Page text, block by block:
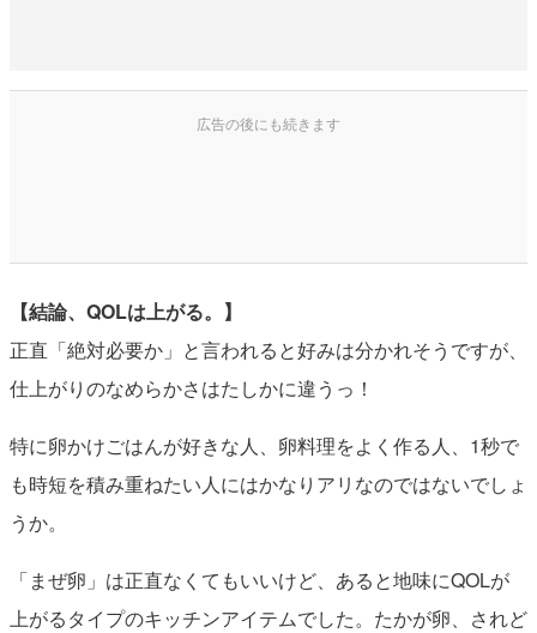
【結論、QOLは上がる。】
正直「絶対必要か」と言われると好みは分かれそうですが、
仕上がりのなめらかさはたしかに違うっ！
特に卵かけごはんが好きな人、卵料理をよく作る人、1秒で
も時短を積み重ねたい人にはかなりアリなのではないでしょ
うか。
「まぜ卵」は正直なくてもいいけど、あると地味にQOLが
上がるタイプのキッチンアイテムでした。たかが卵、されど